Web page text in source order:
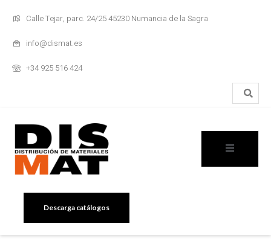
Calle Tejar, parc. 24/25 45230 Numancia de la Sagra
info@dismat.es
+34 925 516 424
Descarga catálogos